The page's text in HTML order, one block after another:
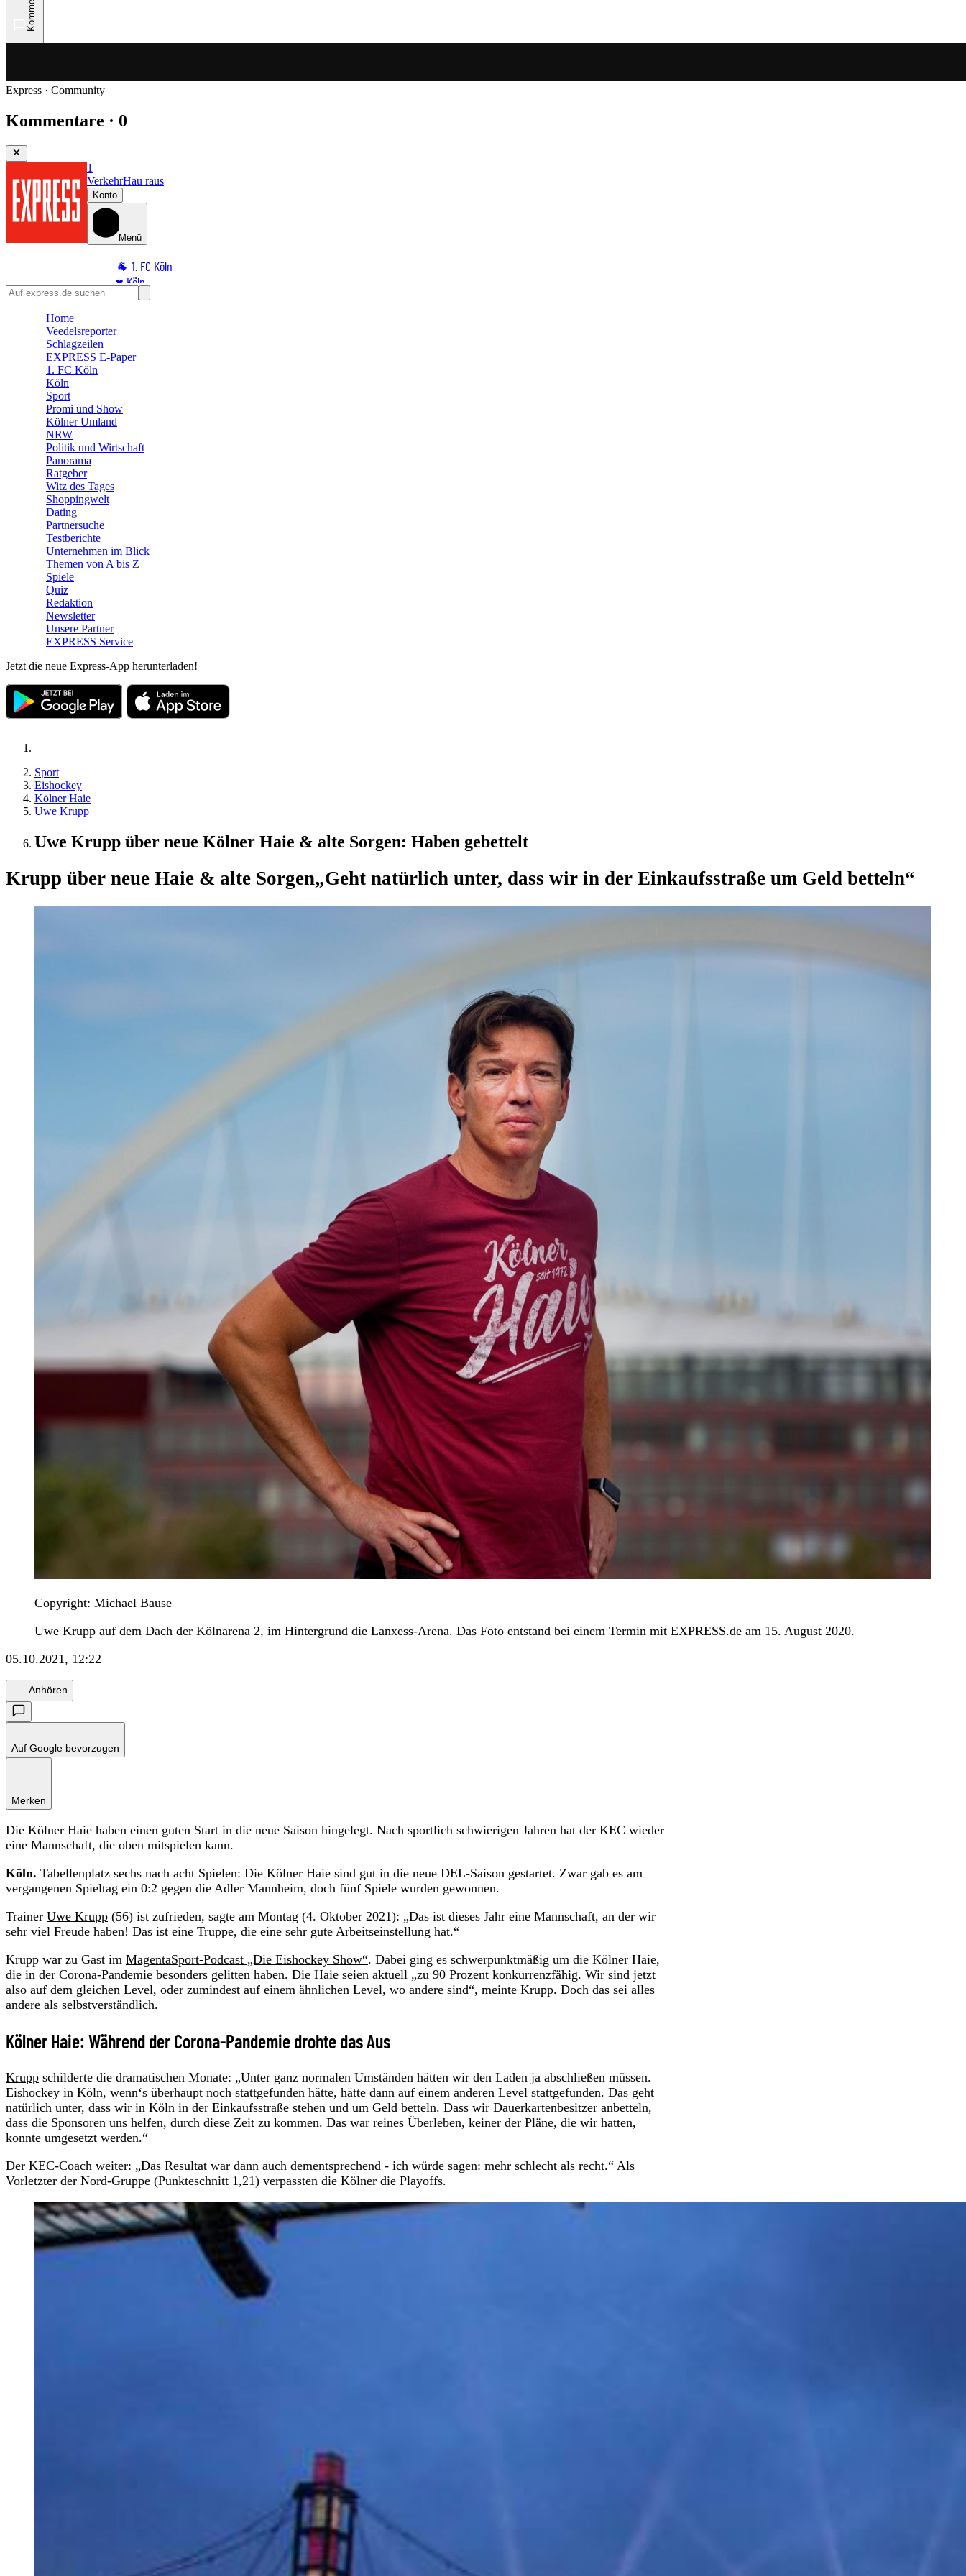
Express · Community
Kommentare · 0
1
VerkehrHau raus
Konto
Menü
🐐 1. FC Köln
♥️ Köln
⭐ Promi
🛒 Shoppingwelt
🧩 Spiele
Home
Veedelsreporter
Schlagzeilen
EXPRESS E-Paper
1. FC Köln
Köln
Sport
Promi und Show
Kölner Umland
NRW
Politik und Wirtschaft
Panorama
Ratgeber
Witz des Tages
Shoppingwelt
Dating
Partnersuche
Testberichte
Unternehmen im Blick
Themen von A bis Z
Spiele
Quiz
Redaktion
Newsletter
Unsere Partner
EXPRESS Service
Jetzt die neue Express-App herunterladen!
Sport
Eishockey
Kölner Haie
Uwe Krupp
Uwe Krupp über neue Kölner Haie & alte Sorgen: Haben gebettelt
Krupp über neue Haie & alte Sorgen„Geht natürlich unter, dass wir in der Einkaufsstraße um Geld betteln“
Copyright: Michael Bause
Uwe Krupp auf dem Dach der Kölnarena 2, im Hintergrund die Lanxess-Arena. Das Foto entstand bei einem Termin mit EXPRESS.de am 15. August 2020.
05.10.2021, 12:22
Anhören
Auf Google bevorzugen
Merken
Die Kölner Haie haben einen guten Start in die neue Saison hingelegt. Nach sportlich schwierigen Jahren hat der KEC wieder
eine Mannschaft, die oben mitspielen kann.
Köln. Tabellenplatz sechs nach acht Spielen: Die Kölner Haie sind gut in die neue DEL-Saison gestartet. Zwar gab es am
vergangenen Spieltag ein 0:2 gegen die Adler Mannheim, doch fünf Spiele wurden gewonnen.
Trainer Uwe Krupp (56) ist zufrieden, sagte am Montag (4. Oktober 2021): „Das ist dieses Jahr eine Mannschaft, an der wir
sehr viel Freude haben! Das ist eine Truppe, die eine sehr gute Arbeitseinstellung hat.“
Krupp war zu Gast im MagentaSport-Podcast „Die Eishockey Show“. Dabei ging es schwerpunktmäßig um die Kölner Haie,
die in der Corona-Pandemie besonders gelitten haben. Die Haie seien aktuell „zu 90 Prozent konkurrenzfähig. Wir sind jetzt
also auf dem gleichen Level, oder zumindest auf einem ähnlichen Level, wo andere sind“, meinte Krupp. Doch das sei alles
andere als selbstverständlich.
Kölner Haie: Während der Corona-Pandemie drohte das Aus
Krupp schilderte die dramatischen Monate: „Unter ganz normalen Umständen hätten wir den Laden ja abschließen müssen.
Eishockey in Köln, wenn‘s überhaupt noch stattgefunden hätte, hätte dann auf einem anderen Level stattgefunden. Das geht
natürlich unter, dass wir in Köln in der Einkaufsstraße stehen und um Geld betteln. Dass wir Dauerkartenbesitzer anbetteln,
dass die Sponsoren uns helfen, durch diese Zeit zu kommen. Das war reines Überleben, keiner der Pläne, die wir hatten,
konnte umgesetzt werden.“
Der KEC-Coach weiter: „Das Resultat war dann auch dementsprechend - ich würde sagen: mehr schlecht als recht.“ Als
Vorletzter der Nord-Gruppe (Punkteschnitt 1,21) verpassten die Kölner die Playoffs.